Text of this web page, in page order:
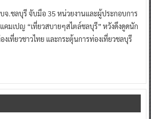
จ.ชลบุรี จับมือ 35 หน่วยงานและผู้ประกอบการ
คมเปญ “เที่ยวสบายๆสไตล์ชลบุรี” หวังดึงดูดนัก
งเที่ยวชาวไทย และกระตุ้นการท่องเที่ยวชลบุรี